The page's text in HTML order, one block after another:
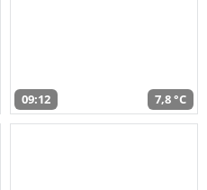
09:12 7,8 °C